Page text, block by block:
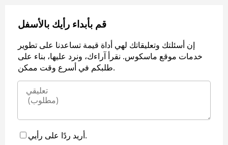
قم بأبداء رأيك بالأسفل
إن أسئلتك وتعليقاتك لهي أداة قيمة تساعدنا على تطوير
خدمات موقع ماسكوس. نقرأ آراءك، ونرد عليها، بناء على
طلبكم في أسرع وقت ممكن.
أريد ردًا على رأيي.